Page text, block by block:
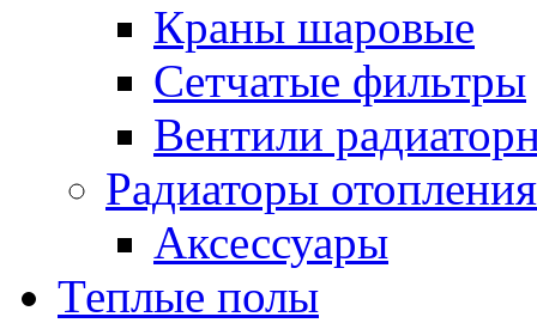
Краны шаровые
Сетчатые фильтры
Вентили
Радиаторы отопления
Аксессуары
Теплые полы